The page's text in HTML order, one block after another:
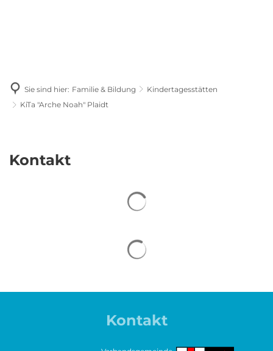
Sie sind hier: Familie & Bildung
Kindertagesstätten
KiTa "Arche Noah" Plaidt
"Arche
Kontakt
Kontakt